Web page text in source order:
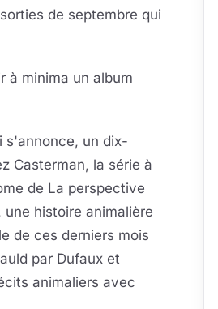
de septembre qui
à minima un album
s'annonce, un dix-
Casterman, la série à
de La perspective
histoire animalière
de ces derniers mois
par Dufaux et
animaliers avec